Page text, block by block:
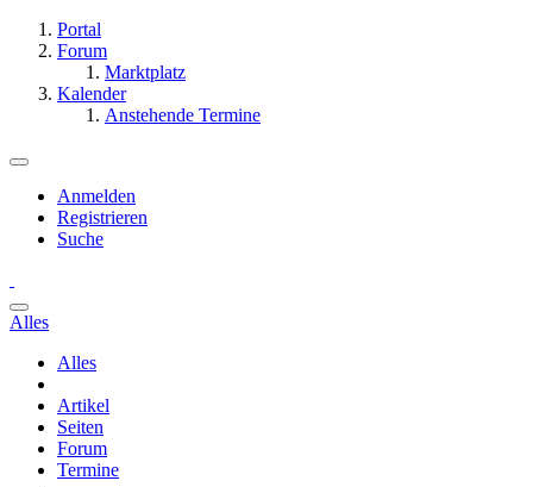
Portal
Forum
Marktplatz
Kalender
Anstehende Termine
Anmelden
Registrieren
Suche
Alles
Alles
Artikel
Seiten
Forum
Termine